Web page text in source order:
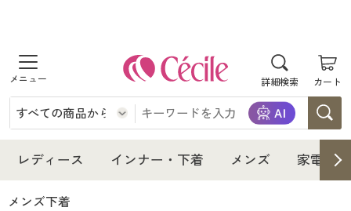
詳細検索 カート
商品を探す
レディース
レディースファッション
インナー・下着
インナー・下着通販すべて
メンズ
レディース インナー・下着 メンズ 家電・
メンズ下着